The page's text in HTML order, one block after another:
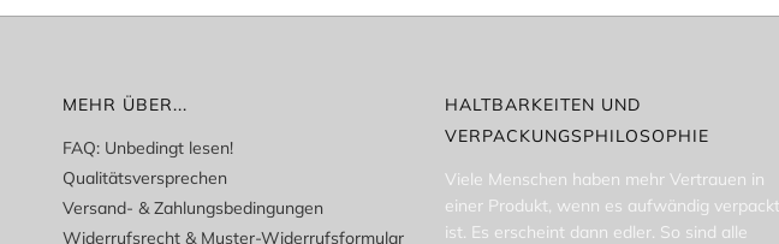
MEHR ÜBER...
FAQ: Unbedingt lesen!
Qualitätsversprechen
Versand- & Zahlungsbedingungen
Widerrufsrecht & Muster-Widerrufsformular
HALTBARKEITEN UND
VERPACKUNGSPHILOSOPHIE
Viele Menschen haben mehr Vertrauen in
einer Produkt, wenn es aufwändig verpackt
ist. Es erscheint dann edler. So sind alle